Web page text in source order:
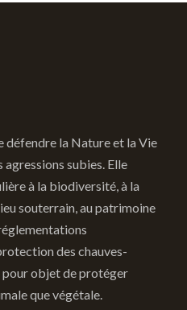
défendre la Nature et la Vie
subies. Elle
à la biodiversité, à la
souterrain, au patrimoine
des chauves-
pour objet de protéger
que végétale.